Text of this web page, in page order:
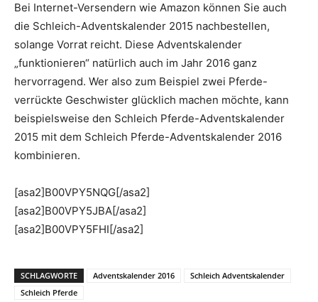
Bei Internet-Versendern wie Amazon können Sie auch
die Schleich-Adventskalender 2015 nachbestellen,
solange Vorrat reicht. Diese Adventskalender
„funktionieren“ natürlich auch im Jahr 2016 ganz
hervorragend. Wer also zum Beispiel zwei Pferde-
verrückte Geschwister glücklich machen möchte, kann
beispielsweise den Schleich Pferde-Adventskalender
2015 mit dem Schleich Pferde-Adventskalender 2016
kombinieren.
[asa2]B00VPY5NQG[/asa2]
[asa2]B00VPY5JBA[/asa2]
[asa2]B00VPY5FHI[/asa2]
SCHLAGWORTE Adventskalender 2016
Schleich Adventskalender
Schleich Pferde